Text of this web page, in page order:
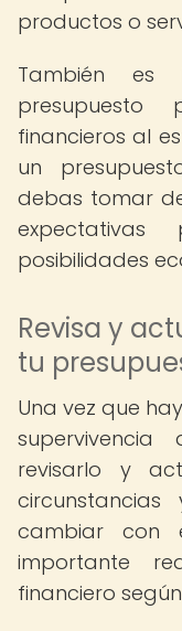
productos o
También es
financieros al
un
debas tomar
posibilidades
Revisa y
tu
Una vez que
revisarlo y
cambiar con
importante
financiero